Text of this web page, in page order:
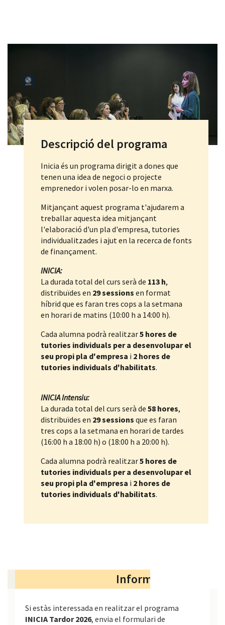
Descripció del programa
Inicia és un programa dirigit a dones que
tenen una idea de negoci o projecte
emprenedor i volen posar-lo en marxa.
Mitjançant aquest programa t'ajudarem a
treballar aquesta idea mitjançant
l'elaboració d'un pla d'empresa, tutories
individualitzades i ajut en la recerca de fonts
de finançament.
INICIA:
La durada total del curs serà de 113 h,
distribuïdes en 29 sessions en format
híbrid que es faran tres cops a la setmana
en horari de matins (10:00 h a 14:00 h).
Cada alumna podrà realitzar5 hores de
tutories individuals per a desenvolupar el
seu propi pla d'empresa i 2 hores de
tutories individuals d'habilitats.
INICIA Intensiu:
La durada total del curs serà de 58 hores,
distribuïdes en 29 sessions que es faran
tres cops a la setmana en horari de tardes
(16:00 h a 18:00 h) o (18:00 h a 20:00 h).
Cada alumna podrà realitzar5 hores de
tutories individuals per a desenvolupar el
seu propi pla d'empresa i 2 hores de
tutories individuals d'habilitats.
Informació general
Si estàs interessada en realitzar el programa
INICIA Tardor 2026, envia el formulari de